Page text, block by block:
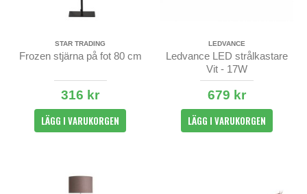
STAR TRADING
Frozen stjärna på fot 80 cm
316 kr
LÄGG I VARUKORGEN
LEDVANCE
Ledvance LED strålkastare
Vit - 17W
679 kr
LÄGG I VARUKORGEN